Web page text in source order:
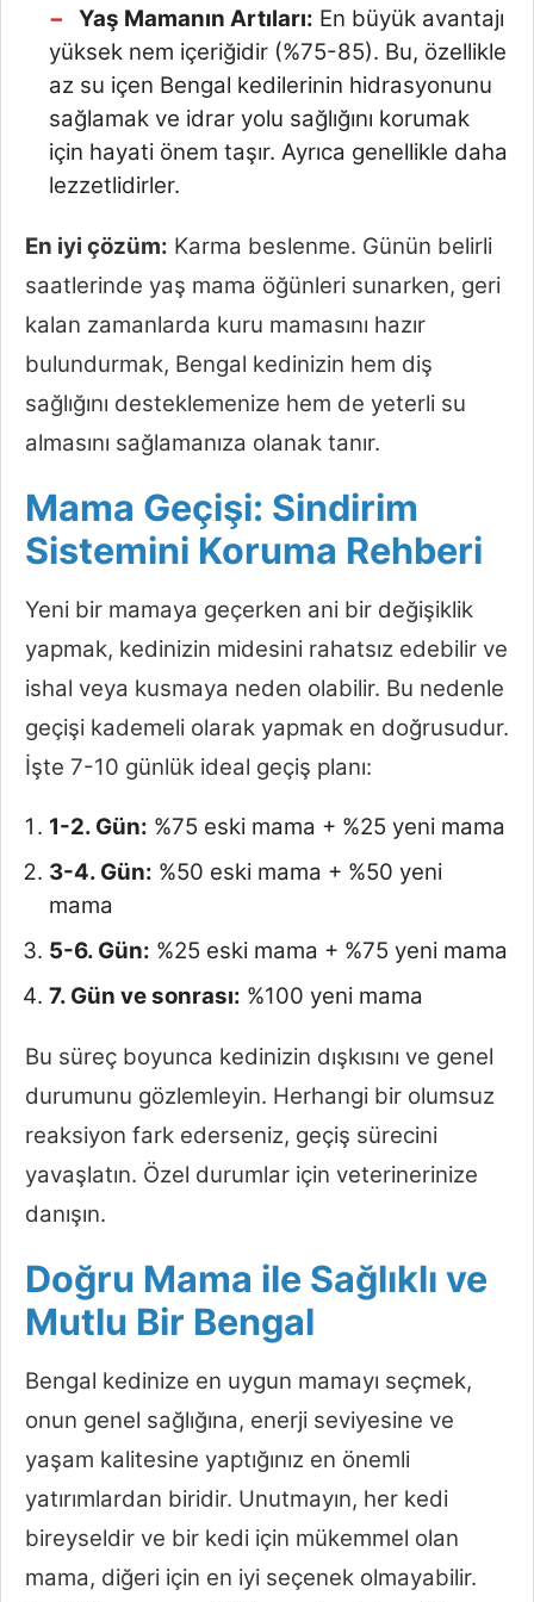
Yaş Mamanın Artıları: En büyük avantajı
yüksek nem içeriğidir (%75-85). Bu, özellikle
az su içen Bengal kedilerinin hidrasyonunu
sağlamak ve idrar yolu sağlığını korumak
için hayati önem taşır. Ayrıca genellikle daha
lezzetlidirler.
En iyi çözüm: Karma beslenme. Günün belirli
saatlerinde yaş mama öğünleri sunarken, geri
kalan zamanlarda kuru mamasını hazır
bulundurmak, Bengal kedinizin hem diş
sağlığını desteklemenize hem de yeterli su
almasını sağlamanıza olanak tanır.
Mama Geçişi: Sindirim
Sistemini Koruma Rehberi
Yeni bir mamaya geçerken ani bir değişiklik
yapmak, kedinizin midesini rahatsız edebilir ve
ishal veya kusmaya neden olabilir. Bu nedenle
geçişi kademeli olarak yapmak en doğrusudur.
İşte 7-10 günlük ideal geçiş planı:
1-2. Gün: %75 eski mama + %25 yeni mama
3-4. Gün: %50 eski mama + %50 yeni
mama
5-6. Gün: %25 eski mama + %75 yeni mama
7. Gün ve sonrası: %100 yeni mama
Bu süreç boyunca kedinizin dışkısını ve genel
durumunu gözlemleyin. Herhangi bir olumsuz
reaksiyon fark ederseniz, geçiş sürecini
yavaşlatın. Özel durumlar için veterinerinize
danışın.
Doğru Mama ile Sağlıklı ve
Mutlu Bir Bengal
Bengal kedinize en uygun mamayı seçmek,
onun genel sağlığına, enerji seviyesine ve
yaşam kalitesine yaptığınız en önemli
yatırımlardan biridir. Unutmayın, her kedi
bireyseldir ve bir kedi için mükemmel olan
mama, diğeri için en iyi seçenek olmayabilir.